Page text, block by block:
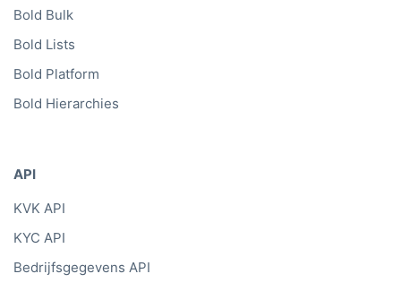
Bold Bulk
Bold Lists
Bold Platform
Bold Hierarchies
API
KVK API
KYC API
Bedrijfsgegevens API